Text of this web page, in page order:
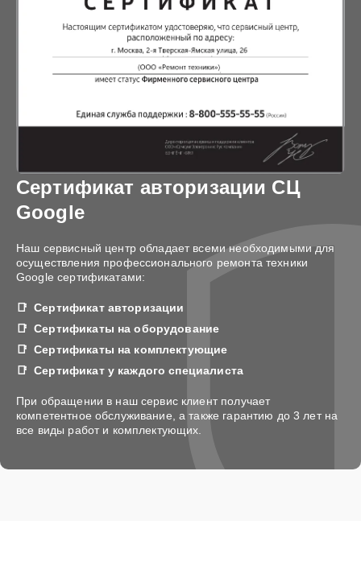
Сертификат авторизации СЦ
Google
Наш сервисный центр обладает всеми необходимыми для
осуществления профессионального ремонта техники
Google сертификатами:
Сертификат авторизации
Сертификаты на оборудование
Сертификаты на комплектующие
Сертификат у каждого специалиста
При обращении в наш сервис клиент получает
компетентное обслуживание, а также гарантию до 3 лет на
все виды работ и комплектующих.